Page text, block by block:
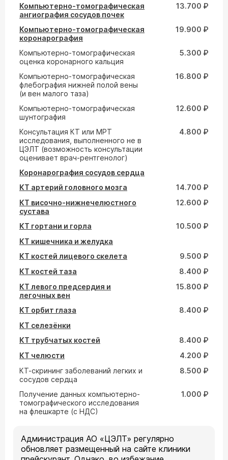
Компьютерно-томографическая
ангиография сосудов почек
13.700 ₽
Компьютерно-томографическая
коронарография
19.900 ₽
Компьютерно-томографическая
оценка коронарного кальция
5.300 ₽
Компьютерно-томографическая
флебография нижней полой вены
(и вен малого таза)
16.800 ₽
Компьютерно-томографическая
шунтография
12.600 ₽
Консультация КТ или МРТ
исследования, выполненного не в
ЦЭЛТ (возможность консультации
оценивает врач-рентгенолог)
4.800 ₽
Коронарография сосудов сердца
КТ артерий головного мозга
14.700 ₽
КТ височно-нижнечелюстного
сустава
12.600 ₽
КТ гортани и горла
10.500 ₽
КТ кишечника и желудка
КТ костей лицевого скелета
9.500 ₽
КТ костей таза
8.400 ₽
КТ левого предсердия и
легочных вен
15.800 ₽
КТ орбит глаза
8.400 ₽
КТ селезёнки
КТ трубчатых костей
8.400 ₽
КТ челюсти
4.200 ₽
КТ-скрининг заболеваний легких и
сосудов сердца
8.500 ₽
Получение данных компьютерно-
томографического исследования
на флешкарте (с НДС)
1.000 ₽
Администрация АО «ЦЭЛТ» регулярно
обновляет размещенный на сайте клиники